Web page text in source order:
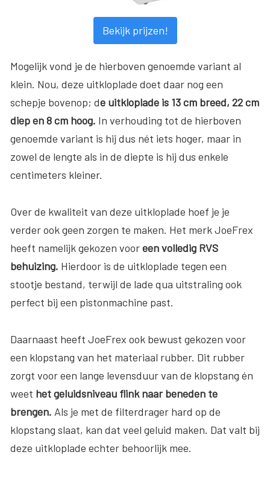
Bekijk prijzen!
Mogelijk vond je de hierboven genoemde variant al
klein. Nou, deze uitkloplade doet daar nog een
schepje bovenop; de uitkloplade is 13 cm breed, 22 cm
diep en 8 cm hoog. In verhouding tot de hierboven
genoemde variant is hij dus nét iets hoger, maar in
zowel de lengte als in de diepte is hij dus enkele
centimeters kleiner.
Over de kwaliteit van deze uitkloplade hoef je je
verder ook geen zorgen te maken. Het merk JoeFrex
heeft namelijk gekozen vooreen volledig RVS
behuizing. Hierdoor is de uitkloplade tegen een
stootje bestand, terwijl de lade qua uitstraling ook
perfect bij een pistonmachine past.
Daarnaast heeft JoeFrex ook bewust gekozen voor
een klopstang van het materiaal rubber. Dit rubber
zorgt voor een lange levensduur van de klopstang én
weet het geluidsniveau flink naar beneden te
brengen. Als je met de filterdrager hard op de
klopstang slaat, kan dat veel geluid maken. Dat valt bij
deze uitkloplade echter behoorlijk mee.